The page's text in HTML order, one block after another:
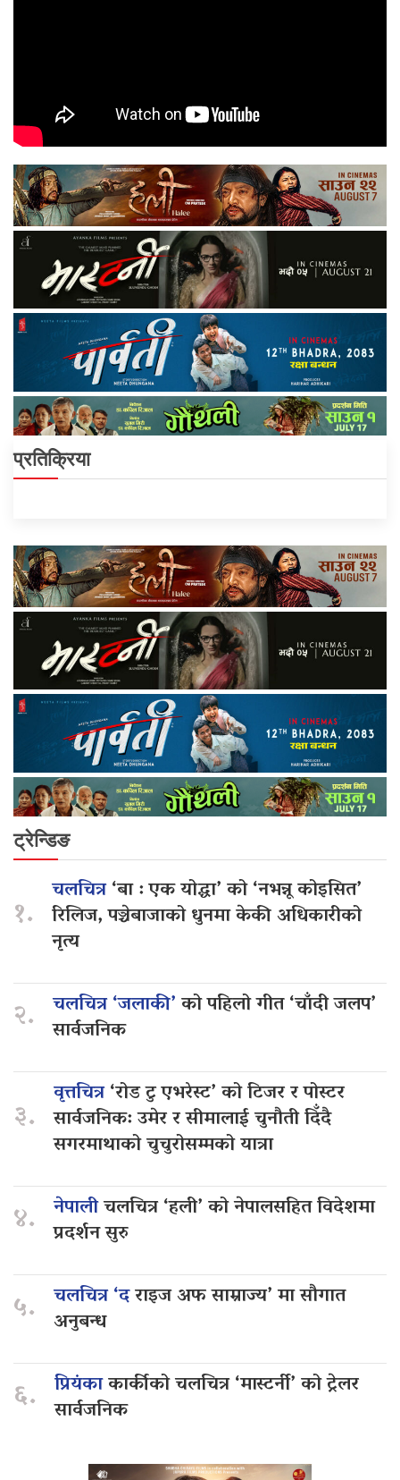
प्रतिक्रिया
ट्रेन्डिङ
१.
चलचित्र‘बा : एक योद्धा’ को ‘नभन्नू कोइसित’
रिलिज, पञ्चेबाजाको धुनमा केकी अधिकारीको
नृत्य
२. चलचित्र ‘जलाकी’को पहिलो गीत ‘चाँदी जलप’
सार्वजनिक
३.
वृत्तचित्र‘रोड टु एभरेस्ट’ को टिजर र पोस्टर
सार्वजनिक: उमेर र सीमालाई चुनौती दिँदै
सगरमाथाको चुचुरोसम्मको यात्रा
४. नेपालीचलचित्र ‘हली’ को नेपालसहित विदेशमा
प्रदर्शन सुरु
५. चलचित्र ‘दराइज अफ साम्राज्य’ मा सौगात
अनुबन्ध
६. प्रियंकाकार्कीको चलचित्र ‘मास्टर्नी’ को ट्रेलर
सार्वजनिक